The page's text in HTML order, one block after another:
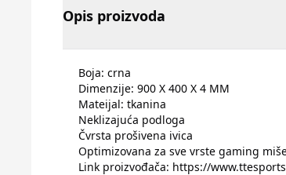
Opis proizvoda
Boja: crna
Dimenzije: 900 X 400 X 4 MM
Mateijal: tkanina
Neklizajuća podloga
Čvrsta prošivena ivica
Optimizovana za sve vrste gaming
Link proizvođača: https://